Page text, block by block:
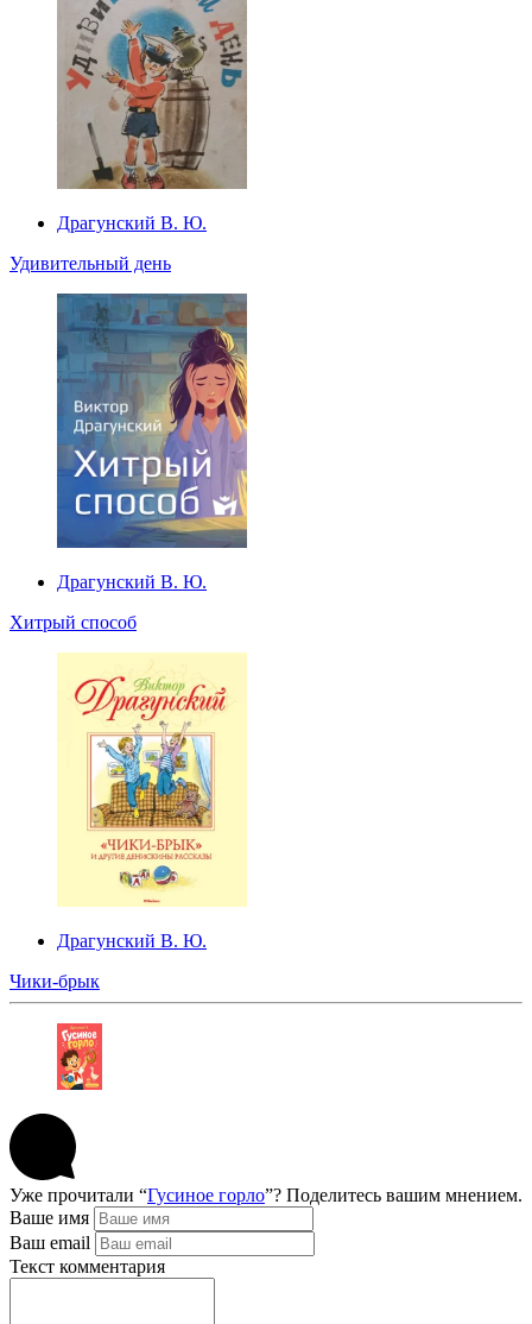
Драгунский В. Ю.
Удивительный день
Драгунский В. Ю.
Хитрый способ
Драгунский В. Ю.
Чики-брык
Уже прочитали “Гусиное горло”? Поделитесь вашим мнением.
Ваше имя
Ваш email
Текст комментария